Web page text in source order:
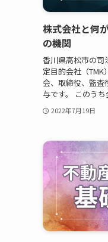
株式会社と何
の機関
香川県高松市の司
定目的会社（
会、取締役、監査
与です。 このう
2022年7月19日